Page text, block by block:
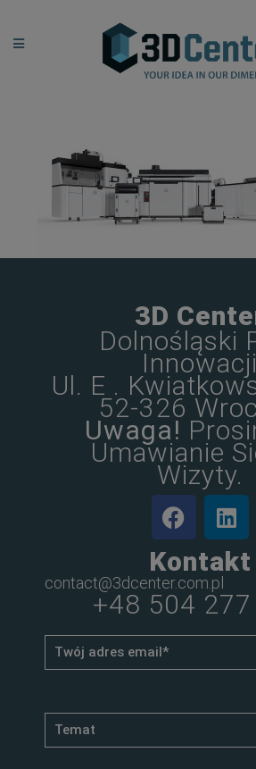
3D
Dolnośląski
Innowacji
Ul. E .
52-326
Uwaga!
Umawianie
Wizyty.
Kontakt
contact@3dcenter.com.pl
+48 504